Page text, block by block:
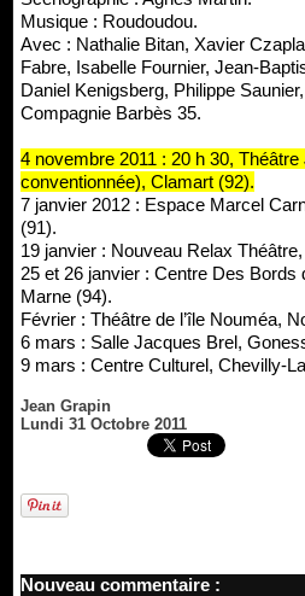
Musique : Roudoudou.
Avec : Nathalie Bitan, Xavier
Fabre, Isabelle Fournier, Jean-
Daniel Kenigsberg, Philippe
Compagnie Barbès 35.
4 novembre 2011 : 20 h 30,
conventionnée), Clamart (92).
7 janvier 2012 : Espace Marcel
(91).
19 janvier : Nouveau Relax
25 et 26 janvier : Centre Des
Marne (94).
Février : Théâtre de l’île Nouméa,
6 mars : Salle Jacques Brel,
9 mars : Centre Culturel, Chevilly-
Jean Grapin
Lundi 31 Octobre 2011
Nouveau commentaire :